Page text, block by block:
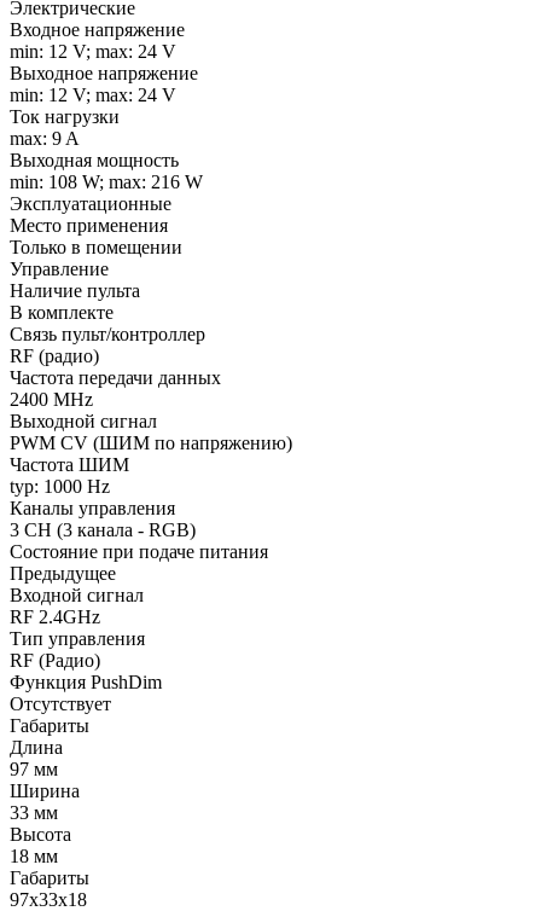
Электрические
Входное напряжение
min: 12 V; max: 24 V
Выходное напряжение
min: 12 V; max: 24 V
Ток нагрузки
max: 9 A
Выходная мощность
min: 108 W; max: 216 W
Эксплуатационные
Место применения
Только в помещении
Управление
Наличие пульта
В комплекте
Связь пульт/контроллер
RF (радио)
Частота передачи данных
2400 MHz
Выходной сигнал
PWM СV (ШИМ по напряжению)
Частота ШИМ
typ: 1000 Hz
Каналы управления
3 CH (3 канала - RGB)
Состояние при подаче питания
Предыдущее
Входной сигнал
RF 2.4GHz
Тип управления
RF (Радио)
Функция PushDim
Отсутствует
Габариты
Длина
97 мм
Ширина
33 мм
Высота
18 мм
Габариты
97x33x18